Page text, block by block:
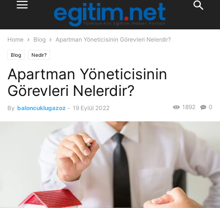
Home Blog Apartman Yöneticisinin Görevleri Nelerdir?
Blog Nedir?
Apartman Yöneticisinin
Görevleri Nelerdir?
By baloncuklugazoz - 19 Eylül 2022 0
1892